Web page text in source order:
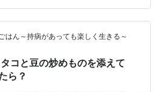
物（タコと紅ショウガ・玉ねぎ・
…
はん～持病があっても楽しく生きる～
コと豆の炒めものを添えて
ら？